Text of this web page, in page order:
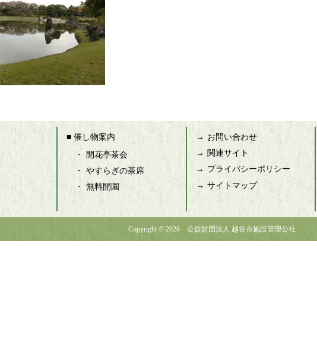
■ 催し物案内
開花亭茶会
やすらぎの茶席
無料開園
お問い合わせ
関連サイト
プライバシーポリシー
サイトマップ
Copyright © 2026 公益財団法人 越谷市施設管理公社